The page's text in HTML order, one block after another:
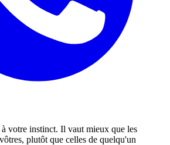
à votre instinct. Il vaut mieux que les
plutôt que celles de quelqu'un